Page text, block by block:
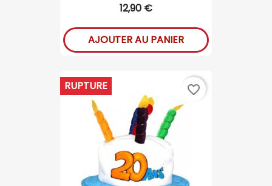
12,90 €
AJOUTER AU PANIER
RUPTURE favorite_border